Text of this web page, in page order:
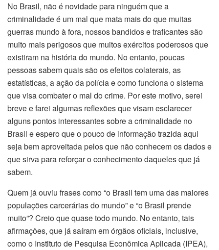
No Brasil, não é novidade para ninguém que a
criminalidade é um mal que mata mais do que muitas
guerras mundo à fora, nossos bandidos e traficantes são
muito mais perigosos que muitos exércitos poderosos que
existiram na história do mundo. No entanto, poucas
pessoas sabem quais são os efeitos colaterais, as
estatísticas, a ação da polícia e como funciona o sistema
que visa combater o mal do crime. Por este motivo, serei
breve e farei algumas reflexões que visam esclarecer
alguns pontos interessantes sobre a criminalidade no
Brasil e espero que o pouco de informação trazida aqui
seja bem aproveitada pelos que não conhecem os dados e
que sirva para reforçar o conhecimento daqueles que já
sabem.
Quem já ouviu frases como “o Brasil tem uma das maiores
populações carcerárias do mundo” e “o Brasil prende
muito”? Creio que quase todo mundo. No entanto, tais
afirmações, que já saíram em órgãos oficiais, inclusive,
como o Instituto de Pesquisa Econômica Aplicada (IPEA),